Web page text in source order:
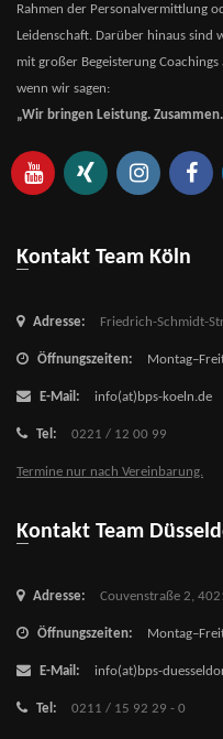
Rahmen der Personalvermittlung
Leidenschaft. Darüber hinaus
mit großer Begeisterung Coachings
wenn wir sagen:
„Wir bringen Leistung.
Kontakt Team Köln
Adresse: Friedrich-Schmidt-
Öffnungszeiten:
E-Mail: info(at)bps-koeln.de
Tel: 0221 / 12 00 99
Termine nur nach Vereinbarung.
Kontakt Team
Adresse: Couvenstraße 2,
Öffnungszeiten:
E-Mail: info(at)bps-
Tel: 0211 / 15 92 29 - 0